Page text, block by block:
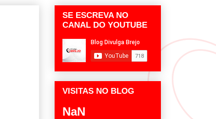
SE ESCREVA NO
CANAL DO YOUTUBE
VISITAS NO BLOG
NaN